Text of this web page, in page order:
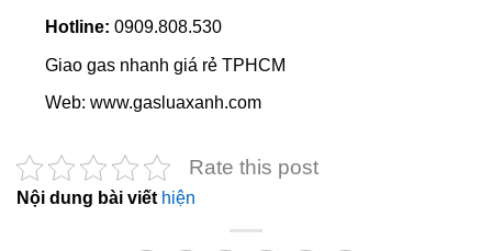
Hotline: 0909.808.530
Giao gas nhanh giá rẻ TPHCM
Web: www.gasluaxanh.com
Rate this post
Nội dung bài viết hiện